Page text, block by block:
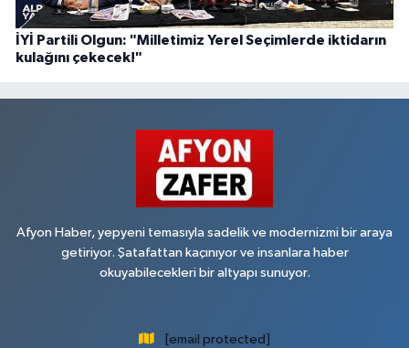
İYİ Partili Olgun: "Milletimiz Yerel Seçimlerde iktidarın
kulağını çekecek!"
Afyon Haber, yepyeni temasıyla sadelik ve modernizmi bir araya
getiriyor. Şatafattan kaçınıyor ve insanlara haber
okuyabilecekleri bir altyapı sunuyor.
[email protected]